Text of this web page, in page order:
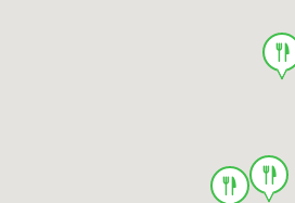
food
food
food